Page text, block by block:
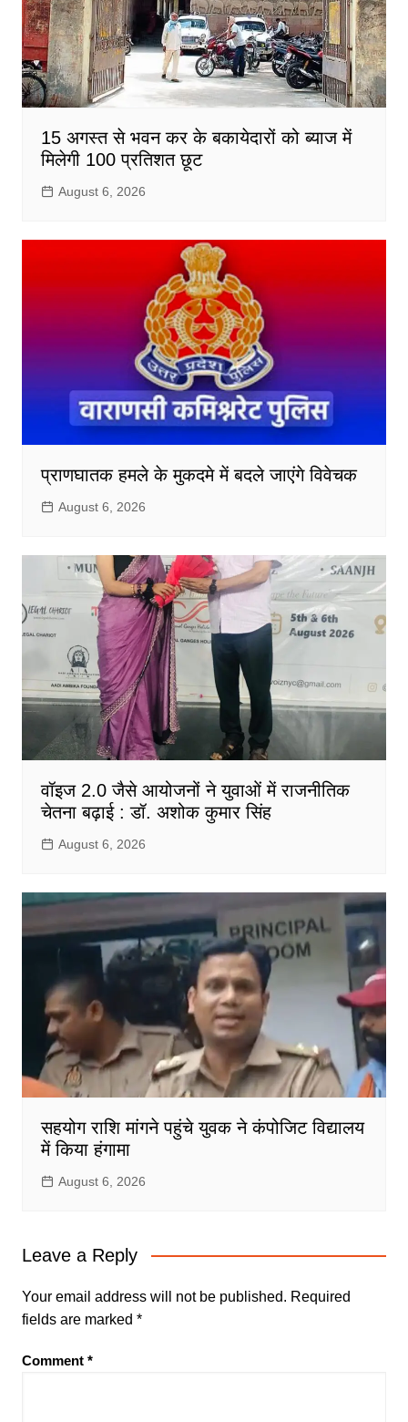
15 अगस्त से भवन कर के बकायेदारों को ब्याज में
मिलेगी 100 प्रतिशत छूट
August 6, 2026
प्राणघातक हमले के मुकदमे में बदले जाएंगे विवेचक
August 6, 2026
वॉइज 2.0 जैसे आयोजनों ने युवाओं में राजनीतिक
चेतना बढ़ाई : डॉ. अशोक कुमार सिंह
August 6, 2026
सहयोग राशि मांगने पहुंचे युवक ने कंपोजिट विद्यालय
में किया हंगामा
August 6, 2026
Leave a Reply
Your email address will not be published. Required
fields are marked *
Comment *